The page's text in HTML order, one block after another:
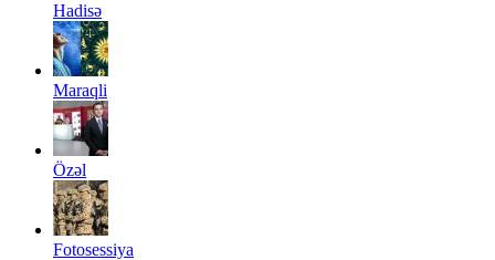
Hadisə
Maraqli
Özəl
Fotosessiya